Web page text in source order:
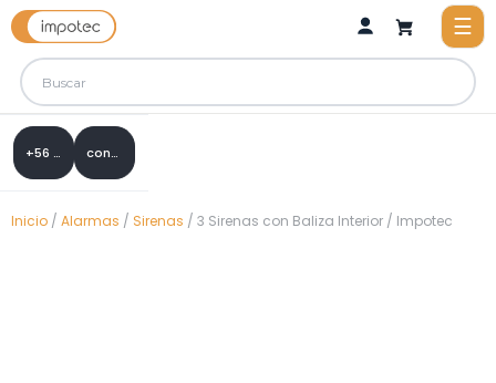
+56 9 8288 0307 contacto@impotec.cl
Inicio / Alarmas / Sirenas / 3 Sirenas con Baliza Interior / Impotec